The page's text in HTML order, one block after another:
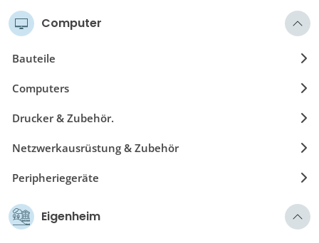
Computer
Bauteile
Computers
Drucker & Zubehör.
Netzwerkausrüstung & Zubehör
Peripheriegeräte
Software
Eigenheim